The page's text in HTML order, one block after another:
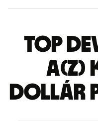
Top
a(z)
dollár